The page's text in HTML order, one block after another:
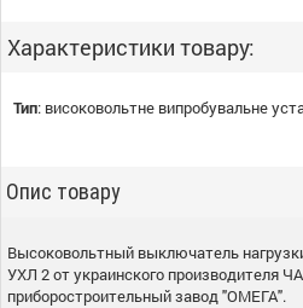
Характеристики товару:
Тип: високовольтне випробувальне
Опис товару
Высоковольтный выключатель
УХЛ 2 от украинского производителя
приборостроительный завод "ОМЕГА".